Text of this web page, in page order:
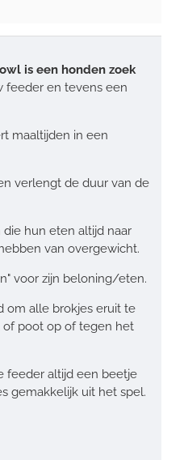
is een honden zoek
feeder en tevens een
maaltijden in een
verlengt de duur van de
hun eten altijd naar
van overgewicht.
voor zijn beloning/eten.
om alle brokjes eruit te
of poot op of tegen het
feeder altijd een beetje
gemakkelijk uit het spel.